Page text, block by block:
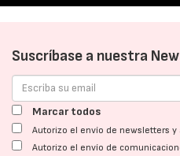
Suscríbase a nuestra
Marcar todos
Autorizo el envío de newsletters
Autorizo el envío de